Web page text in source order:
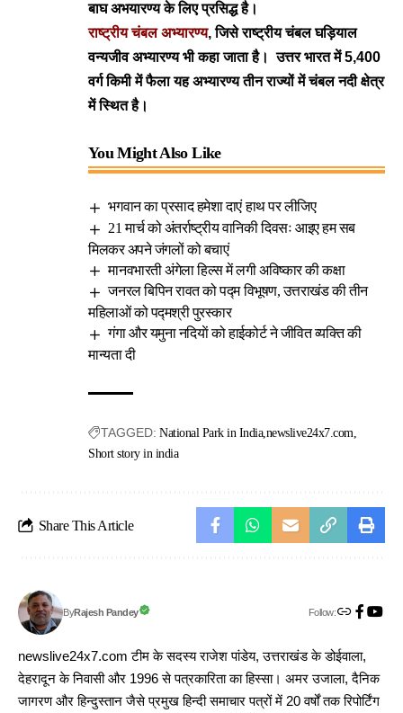
बाघ अभयारण्य के लिए प्रसिद्ध है।
राष्ट्रीय चंबल अभ्यारण्य, जिसे राष्ट्रीय चंबल घड़ियाल
वन्यजीव अभ्यारण्य भी कहा जाता है। उत्तर भारत में 5,400
वर्ग किमी में फैला यह अभ्यारण्य तीन राज्यों में चंबल नदी क्षेत्र
में स्थित है।
You Might Also Like
भगवान का प्रसाद हमेशा दाएं हाथ पर लीजिए
21 मार्च को अंतर्राष्ट्रीय वानिकी दिवसः आइए हम सब
मिलकर अपने जंगलों को बचाएं
मानवभारती अंगेला हिल्स में लगी अविष्कार की कक्षा
जनरल बिपिन रावत को पद्म विभूषण, उत्तराखंड की तीन
महिलाओं को पद्मश्री पुरस्कार
गंगा और यमुना नदियाें को हाईकोर्ट ने जीवित व्यक्ति की
मान्यता दी
TAGGED: National Park in India newslive24x7.com
Short story in india
Share This Article
ByRajesh Pandey Follow:
newslive24x7.com टीम के सदस्य राजेश पांडेय, उत्तराखंड के डोईवाला,
देहरादून के निवासी और 1996 से पत्रकारिता का हिस्सा। अमर उजाला, दैनिक
जागरण और हिन्दुस्तान जैसे प्रमुख हिन्दी समाचार पत्रों में 20 वर्षों तक रिपोर्टिंग